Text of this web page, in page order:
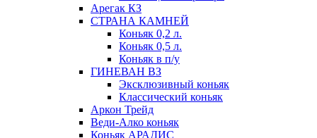
Арегак КЗ
СТРАНА КАМНЕЙ
Коньяк 0,2 л.
Коньяк 0,5 л.
Коньяк в п/у
ГИНЕВАН ВЗ
Эксклюзивный коньяк
Классический коньяк
Аркон Трейд
Веди-Алко коньяк
Коньяк АРАДИС